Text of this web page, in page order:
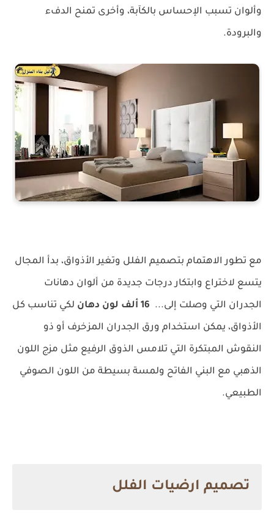
وألوان تسبب الإحساس بالكآبة، وأخرى تمنح الدفء
والبرودة.
مع تطور الاهتمام بتصميم الفلل وتغير الأذواق، بدأ المجال
يتسع لاختراع وابتكار درجات جديدة من ألوان دهانات
الجدران التي وصلت إلى... لكي تناسب كل
الأذواق، يمكن استخدام ورق الجدران المزخرف أو ذو
النقوش المبتكرة التي تلامس الذوق الرفيع مثل مزج اللون
الذهبي مع البني الفاتح ولمسة بسيطة من اللون الصوفي
الطبيعي.
تصميم ارضيات الفلل